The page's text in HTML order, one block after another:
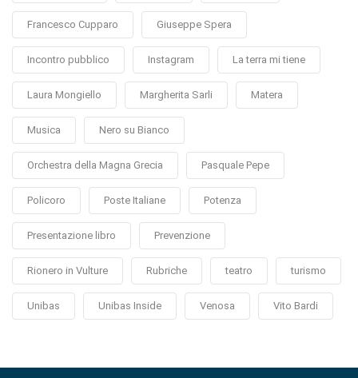
Francesco Cupparo Giuseppe Spera
Incontro pubblico Instagram La terra mi tiene
Laura Mongiello Margherita Sarli Matera
Musica Nero su Bianco
Orchestra della Magna Grecia Pasquale Pepe
Policoro Poste Italiane Potenza
Presentazione libro Prevenzione
Rionero in Vulture Rubriche teatro turismo
Unibas Unibas Inside Venosa Vito Bardi